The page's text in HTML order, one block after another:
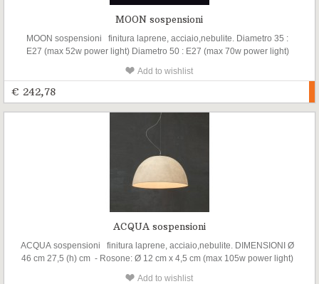
MOON sospensioni
MOON sospensioni finitura laprene, acciaio,nebulite. Diametro 35 :
E27 (max 52w power light) Diametro 50 : E27 (max 70w power light)
105w power light)
Add to wishlist
€ 242,78
ACQUA sospensioni
ACQUA sospensioni finitura laprene, acciaio,nebulite. DIMENSIONI Ø
46 cm 27,5 (h) cm - Rosone: Ø 12 cm x 4,5 cm (max 105w power light)
Add to wishlist